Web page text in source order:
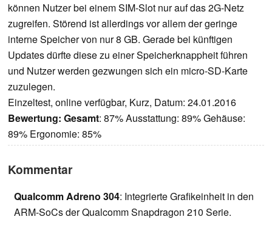
können Nutzer bei einem SIM-Slot nur auf das 2G-Netz
zugreifen. Störend ist allerdings vor allem der geringe
interne Speicher von nur 8 GB. Gerade bei künftigen
Updates dürfte diese zu einer Speicherknappheit führen
und Nutzer werden gezwungen sich ein micro-SD-Karte
zuzulegen.
Einzeltest, online verfügbar, Kurz, Datum: 24.01.2016
Bewertung: Gesamt: 87% Ausstattung: 89% Gehäuse:
89% Ergonomie: 85%
Kommentar
Qualcomm Adreno 304: Integrierte Grafikeinheit in den
ARM-SoCs der Qualcomm Snapdragon 210 Serie.